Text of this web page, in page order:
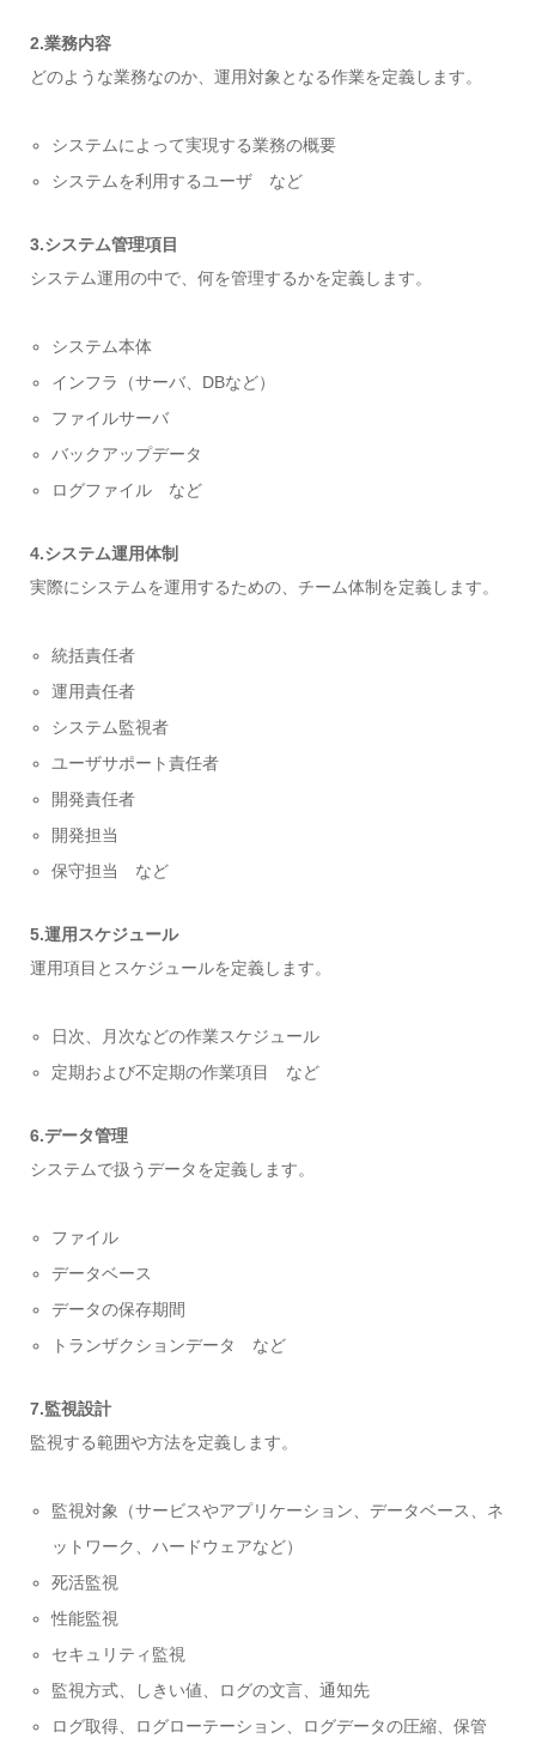
2.業務内容
どのような業務なのか、運用対象となる作業を定義します。
システムによって実現する業務の概要
システムを利用するユーザ など
3.システム管理項目
システム運用の中で、何を管理するかを定義します。
システム本体
インフラ（サーバ、DBなど）
ファイルサーバ
バックアップデータ
ログファイル など
4.システム運用体制
実際にシステムを運用するための、チーム体制を定義します。
統括責任者
運用責任者
システム監視者
ユーザサポート責任者
開発責任者
開発担当
保守担当 など
5.運用スケジュール
運用項目とスケジュールを定義します。
日次、月次などの作業スケジュール
定期および不定期の作業項目 など
6.データ管理
システムで扱うデータを定義します。
ファイル
データベース
データの保存期間
トランザクションデータ など
7.監視設計
監視する範囲や方法を定義します。
監視対象（サービスやアプリケーション、データベース、ネ
ットワーク、ハードウェアなど）
死活監視
性能監視
セキュリティ監視
監視方式、しきい値、ログの文言、通知先
ログ取得、ログローテーション、ログデータの圧縮、保管